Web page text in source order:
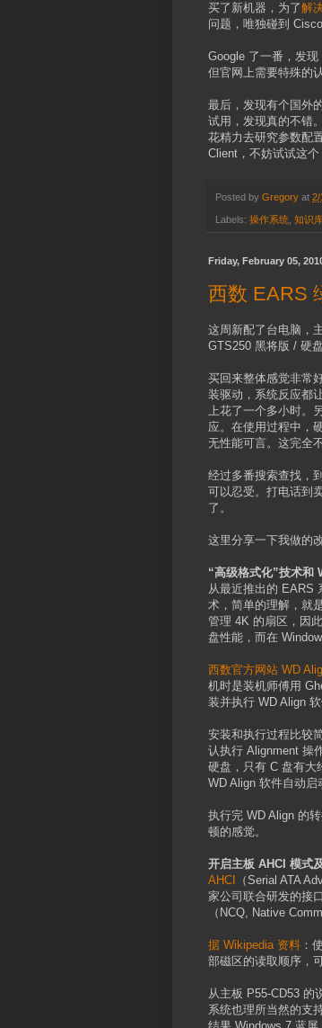
买了新机器，为了解
问题，唯独碰到
Google 了一番，发
但官网上需要特殊的
最后，发现有个国外
试用，发现真的不错
花精力去研究参数配
Client，不妨试试这个
Posted by Gregory at 2/
Labels: 操作系统 知识
Friday, February 05,
西数 EARS
这周新配了台电脑，
GTS250 黑将版 / 硬
买回来整体感觉非常
装驱动，系统反应都
上花了一个多小时。
应。在使用过程中，
无性能可言。这完全
经过多番搜索查找，
可以忍受。打电话到
了。
这里分享一下我做的
“高级格式化”技术和
从最近推出的 EARS
术，简单的理解，就
管理 4K 的扇区，因
盘性能，而在
西数官方网站 WD
机时是装机师傅用
装并执行 WD Align 软
安装和执行过程比较
认执行 Alignment 操
硬盘，只有 C 盘有大
WD Align 软件自动启
执行完 WD Align 的
顿的感觉。
开启主板 AHCI 模式
AHCI
（Serial ATA
家公司联合研发的接
（NCQ, Native
据 Wikipedia 资料 ：
部磁区的读取顺序，
从主板 P55-CD53 的
系统也理所当然的支